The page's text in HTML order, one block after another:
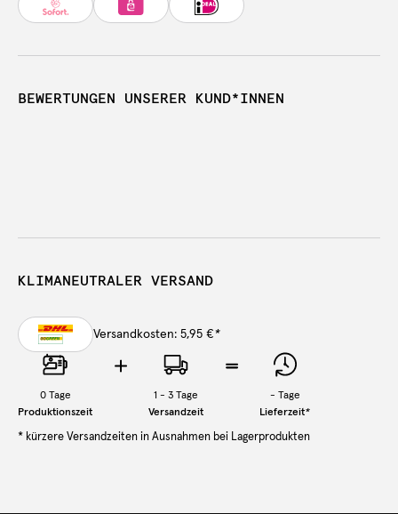
BEWERTUNGEN UNSERER KUND*INNEN
KLIMANEUTRALER VERSAND
Versandkosten: 5,95 €*
0Tage
Produktionszeit
1 - 3 Tage
Versandzeit
- Tage
Lieferzeit*
* kürzere Versandzeiten in Ausnahmen bei Lagerprodukten